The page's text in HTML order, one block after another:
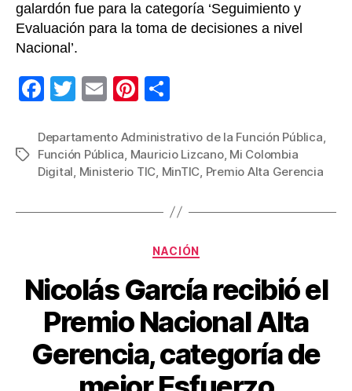
galardón fue para la categoría ‘Seguimiento y
Evaluación para la toma de decisiones a nivel
Nacional’.
F
c
e
o
T
tt
er
E
ail
Pi
er
e
m
p
tir
Etiquetas
Departamento Administrativo de la Función Pública,
Función Pública, Mauricio Lizcano, Mi Colombia
Digital, Ministerio TIC, MinTIC, Premio Alta Gerencia
Categorías
NACIÓN
Nicolás García recibió el
Premio Nacional Alta
Gerencia, categoría de